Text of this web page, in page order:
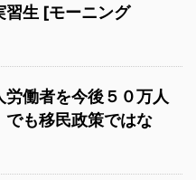
習生 [モーニング
労働者を今後５０万人
も移民政策ではな